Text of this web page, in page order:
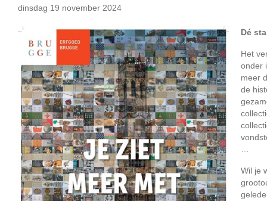
dinsdag 19 november 2024
Dé
Het
onder
meer
de
Wil je